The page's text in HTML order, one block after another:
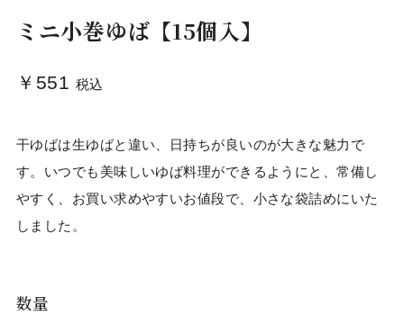
ミニ小巻ゆば【15個入】
￥551税込
干ゆばは生ゆばと違い、日持ちが良いのが大きな魅力で
す。いつでも美味しいゆば料理ができるようにと、常備し
やすく、お買い求めやすいお値段で、小さな袋詰めにいた
しました。
数量